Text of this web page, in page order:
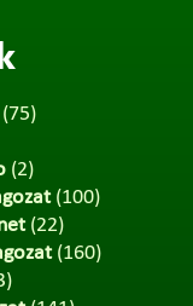
(75)
(2)
(100)
(22)
(160)